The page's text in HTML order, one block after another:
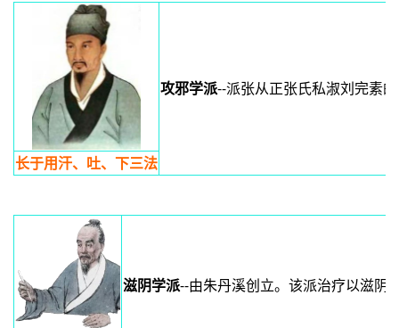
攻邪学派--派张从正张氏私淑刘完素
长于用汗、吐、下三法
滋阴学派--由朱丹溪创立。该派治疗以滋阴